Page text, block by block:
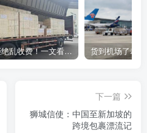
拒绝乱收费！一文看懂中国货代计费套路，教你避开所有隐形坑
下一篇
狮城信使：中国至新加坡的
跨境包裹漂流记